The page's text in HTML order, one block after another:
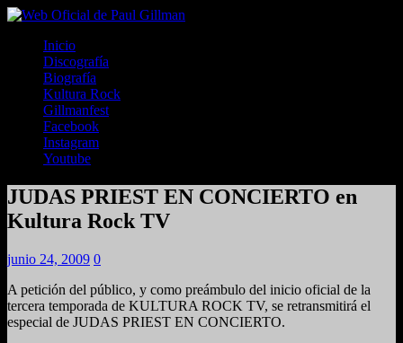
Inicio
Discografía
Biografía
Kultura Rock
Gillmanfest
Facebook
Instagram
Youtube
JUDAS PRIEST EN CONCIERTO en
Kultura Rock TV
junio 24, 2009 0
A petición del público, y como preámbulo del inicio oficial de la
tercera temporada de KULTURA ROCK TV, se retransmitirá el
especial de JUDAS PRIEST EN CONCIERTO.